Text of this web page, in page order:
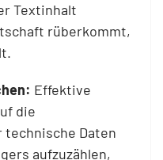
Textinhalt
rüberkommt,
Effektive
die
Daten
aufzuzählen,